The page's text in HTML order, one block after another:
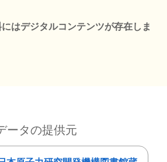
はデジタルコンテンツが存在しま
ータの提供元